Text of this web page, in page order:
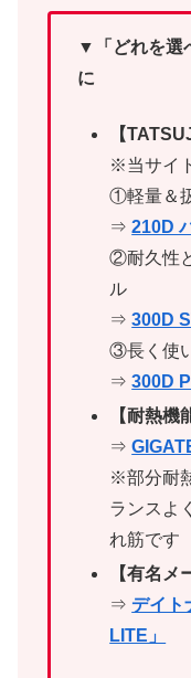
▼「どれを選
に
【
※当サイ
①軽量＆
⇒210D
②耐久性
ル
⇒300D
③長く使
⇒300D
【耐熱機
⇒
※部分耐
ランスよ
れ筋です
【有名メ
⇒ デイト
LITE」